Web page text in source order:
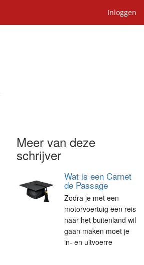
Inloggen
Meer van deze
schrijver
Wat is een Carnet
de Passage
Zodra je met een
motorvoertuig een reis
naar het buitenland wil
gaan maken moet je
in- en uitvoerre